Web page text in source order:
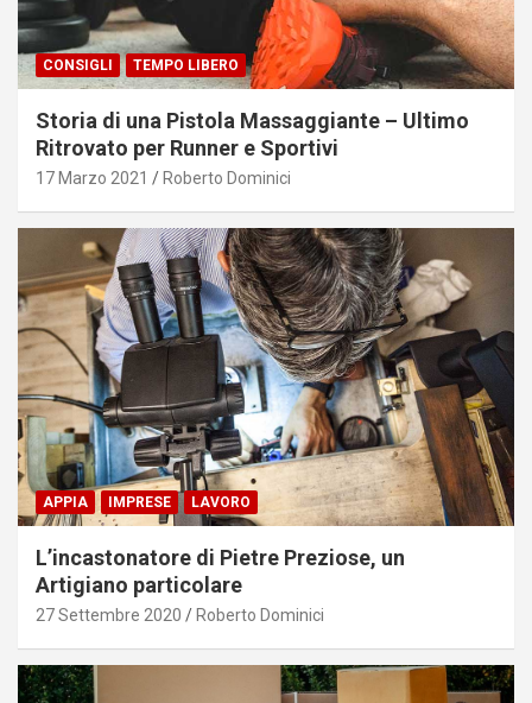
CONSIGLI TEMPO LIBERO
Storia di una Pistola Massaggiante – Ultimo
Ritrovato per Runner e Sportivi
17 Marzo 2021 Roberto Dominici
APPIA IMPRESE LAVORO
L’incastonatore di Pietre Preziose, un
Artigiano particolare
27 Settembre 2020 Roberto Dominici